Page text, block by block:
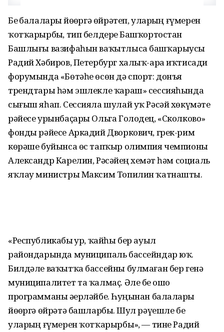
Беҙ балаларҙы йөҙөргә өйрәтеп, уларҙың ғүмерен
ҡотҡарырбыҙ, тип белдерҙе Башҡортостан
Башлығы вазифаһын ваҡытлыса башҡарыусы
Радий Хәбиров, Петербург халыҡ-ара иҡтисади
форумында «Бөтәһе өсөн дә спорт: донъя
трендтары һәм эшлекле ҡараш» сессияһында
сығыш яһап. Сессияла шулай уҡ Рәсәй хөкүмәте
рәйесе урынбаҫары Ольга Голодец, «Сколково»
фонды рәйесе Аркадий Дворкович, грек-рим
көрәше буйынса өс тапҡыр олимпия чемпионы
Александр Карелин, Рәсәйҙең хеҙмәт һәм социаль
яҡлау министры Максим Топилин ҡатнашты.
«Республикабыҙ ҙур, ҡайһы бер ауыл
райондарында муниципаль бассейндар юҡ.
Билдәле ваҡытҡа бассейны булмаған бер генә
муниципалитет та ҡалмаҫ. Әле беҙ ошо
программаны әҙерләйбеҙ. Һуңынан балаларҙы
йөҙөргә өйрәтә башларбыҙ. Шул рәүешле беҙ
уларҙың ғүмерен ҡотҡарырбыҙ», — тине Радий